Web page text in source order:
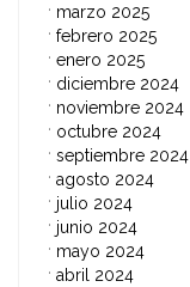
marzo 2025
febrero 2025
enero 2025
diciembre 2024
noviembre 2024
octubre 2024
septiembre 2024
agosto 2024
julio 2024
junio 2024
mayo 2024
abril 2024